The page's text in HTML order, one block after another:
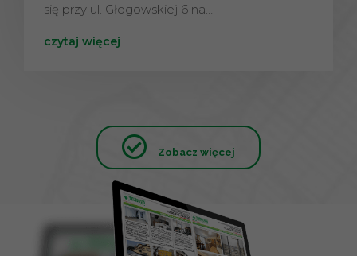
się przy ul. Głogowskiej 6 na…
czytaj więcej
Zobacz więcej